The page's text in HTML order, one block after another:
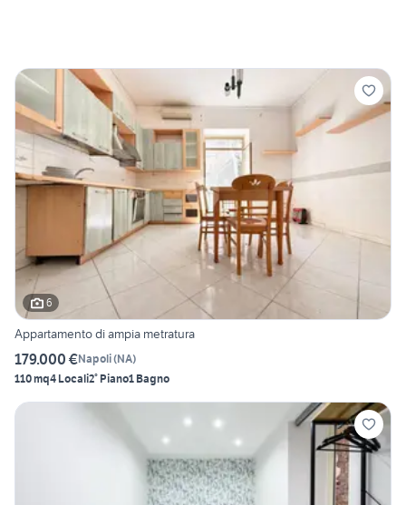
6
Appartamento di ampia metratura
179.000 €Napoli(NA)
110 mq4 Locali2° Piano1 Bagno